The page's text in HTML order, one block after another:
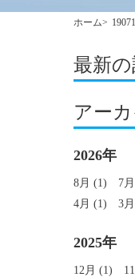
ホーム
最新
アー
2026年
8月 (1) 7
4月 (1)
3
2025年
12月 (1)